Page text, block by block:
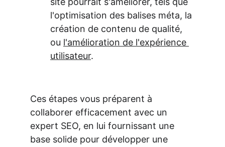
l'optimisation des balises méta, la
création de contenu de qualité,
ou l'amélioration de l'expérience
utilisateur.
Ces étapes vous préparent à
collaborer efficacement avec un
expert SEO, en lui fournissant une
base solide pour développer une